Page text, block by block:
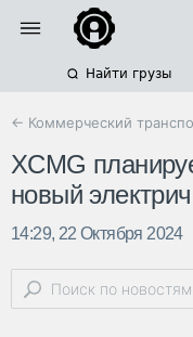
Найти грузы
← Коммерческий
XCMG
новый
14:29, 22 Октября 2024